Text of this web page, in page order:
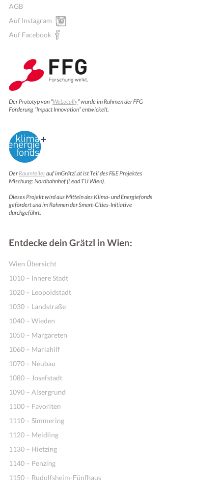
AGB
Auf Instagram
Auf Facebook
Der Prototyp von “WeLocally” wurde im Rahmen der FFG-
Förderung “Impact Innovation” entwickelt.
DerRaumteilerauf imGrätzl.at ist Teil des F&E Projektes
Mischung: Nordbahnhof (Lead TU Wien).
Dieses Projekt wird aus Mitteln des Klima- und Energiefonds
gefördert und im Rahmen der Smart-Cities-Initiative
durchgeführt.
Entdecke dein Grätzl in Wien:
Wien Übersicht
1010 – Innere Stadt
1020 – Leopoldstadt
1030 – Landstraße
1040 – Wieden
1050 – Margareten
1060 – Mariahilf
1070 – Neubau
1080 – Josefstadt
1090 – Alsergrund
1100 – Favoriten
1110 – Simmering
1120 – Meidling
1130 – Hietzing
1140 – Penzing
1150 – Rudolfsheim-Fünfhaus